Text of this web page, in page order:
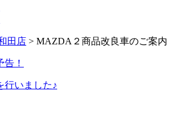
田店 > MAZDA２商品改良車のご案内
！
行いました♪